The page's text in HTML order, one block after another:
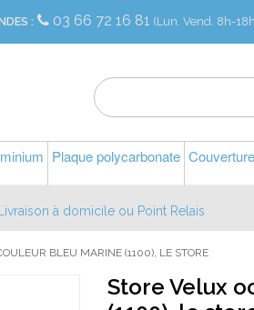
: 03 66 72 16 81 (Lun. Vend. 8h-
Plaque polycarbonate
Livraison à domicile ou Point Relais
BLEU MARINE (1100), LE STORE
Store Velux